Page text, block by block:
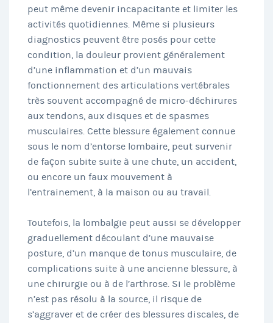
peut même devenir incapacitante et limiter les
activités quotidiennes. Même si plusieurs
diagnostics peuvent être posés pour cette
condition, la douleur provient généralement
d’une inflammation et d’un mauvais
fonctionnement des articulations vertébrales
très souvent accompagné de micro-déchirures
aux tendons, aux disques et de spasmes
musculaires. Cette blessure également connue
sous le nom d’entorse lombaire, peut survenir
de façon subite suite à une chute, un accident,
ou encore un faux mouvement à
l’entrainement, à la maison ou au travail.
Toutefois, la lombalgie peut aussi se développer
graduellement découlant d’une mauvaise
posture, d’un manque de tonus musculaire, de
complications suite à une ancienne blessure, à
une chirurgie ou à de l’arthrose. Si le problème
n’est pas résolu à la source, il risque de
s’aggraver et de créer des blessures discales, de